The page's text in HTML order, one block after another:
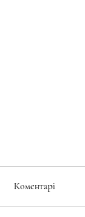
Коментарі